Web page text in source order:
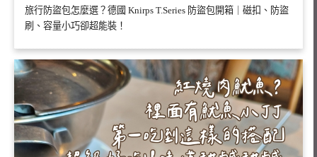
旅行防盜包怎麼選？德國 Knirps T.Series 防盜包開箱｜磁扣、防盜
刷、容量小巧卻超能裝！